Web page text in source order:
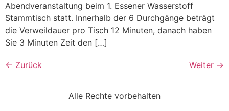
Abendveranstaltung beim 1. Essener Wasserstoff
Stammtisch statt. Innerhalb der 6 Durchgänge beträgt
die Verweildauer pro Tisch 12 Minuten, danach haben
Sie 3 Minuten Zeit den […]
← Zurück Weiter →
Alle Rechte vorbehalten